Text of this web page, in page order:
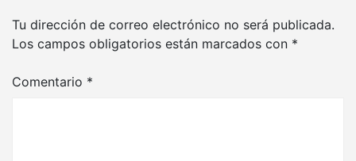
Tu dirección de correo electrónico no será publicada.
Los campos obligatorios están marcados con *
Comentario *